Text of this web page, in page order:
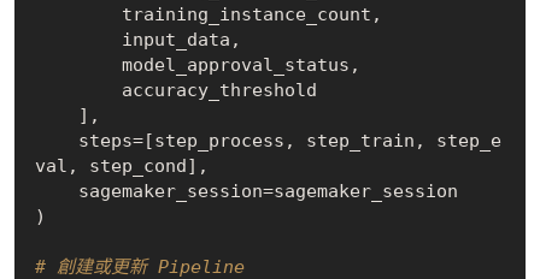
val, step_cond],
)
# 創建或更新 Pipeline